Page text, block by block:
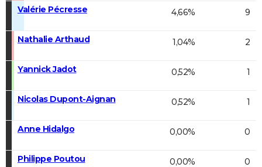
Valérie Pécresse 4,66% 9
Nathalie Arthaud 1,04% 2
Yannick Jadot 0,52% 1
Nicolas Dupont-Aignan 0,52% 1
Anne Hidalgo 0,00% 0
Philippe Poutou 0,00% 0